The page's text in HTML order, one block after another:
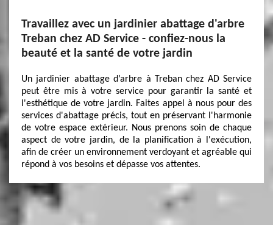
Travaillez avec un jardinier abattage d'arbre
Treban chez AD Service - confiez-nous la
beauté et la santé de votre jardin
Un jardinier abattage d’arbre à Treban chez AD Service
peut être mis à votre service pour garantir la santé et
l'esthétique de votre jardin. Faites appel à nous pour des
services d'abattage précis, tout en préservant l'harmonie
de votre espace extérieur. Nous prenons soin de chaque
aspect de votre jardin, de la planification à l'exécution,
afin de créer un environnement verdoyant et agréable qui
répond à vos besoins et dépasse vos attentes.